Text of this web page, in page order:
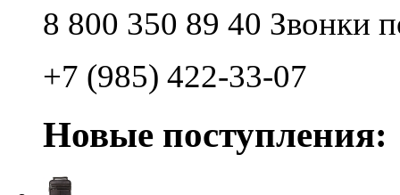
8 800 350 89 40 Звонки
+7 (985) 422-33-07
Новые поступления: